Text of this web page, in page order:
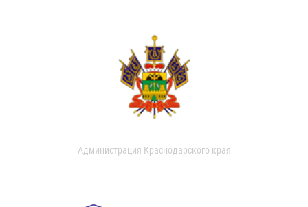
Администрация Краснодарского края